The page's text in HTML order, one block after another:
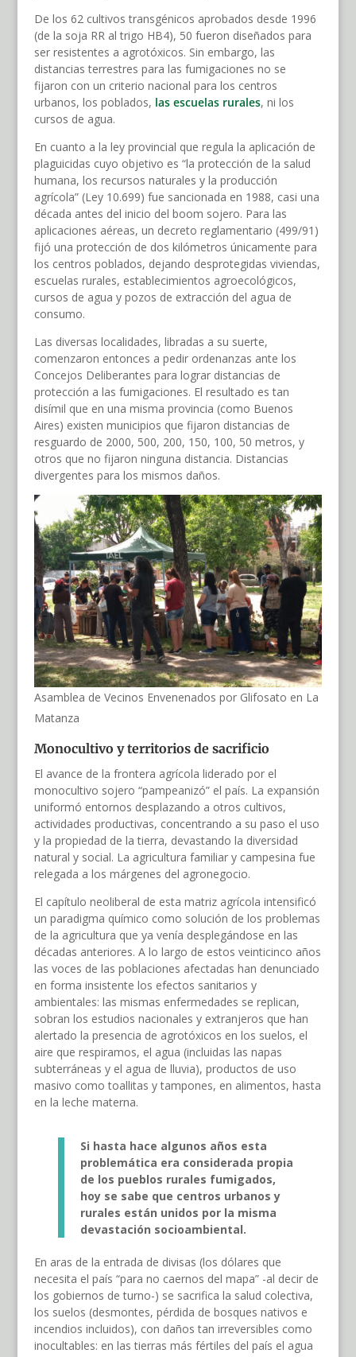
De los 62 cultivos transgénicos aprobados desde 1996
(de la soja RR al trigo HB4), 50 fueron diseñados para
ser resistentes a agrotóxicos. Sin embargo, las
distancias terrestres para las fumigaciones no se
fijaron con un criterio nacional para los centros
urbanos, los poblados, las escuelas rurales, ni los
cursos de agua.
En cuanto a la ley provincial que regula la aplicación de
plaguicidas cuyo objetivo es “la protección de la salud
humana, los recursos naturales y la producción
agrícola” (Ley 10.699) fue sancionada en 1988, casi una
década antes del inicio del boom sojero. Para las
aplicaciones aéreas, un decreto reglamentario (499/91)
fijó una protección de dos kilómetros únicamente para
los centros poblados, dejando desprotegidas viviendas,
escuelas rurales, establecimientos agroecológicos,
cursos de agua y pozos de extracción del agua de
consumo.
Las diversas localidades, libradas a su suerte,
comenzaron entonces a pedir ordenanzas ante los
Concejos Deliberantes para lograr distancias de
protección a las fumigaciones. El resultado es tan
disímil que en una misma provincia (como Buenos
Aires) existen municipios que fijaron distancias de
resguardo de 2000, 500, 200, 150, 100, 50 metros, y
otros que no fijaron ninguna distancia. Distancias
divergentes para los mismos daños.
Asamblea de Vecinos Envenenados por Glifosato en La
Matanza
Monocultivo y territorios de sacrificio
El avance de la frontera agrícola liderado por el
monocultivo sojero “pampeanizó” el país. La expansión
uniformó entornos desplazando a otros cultivos,
actividades productivas, concentrando a su paso el uso
y la propiedad de la tierra, devastando la diversidad
natural y social. La agricultura familiar y campesina fue
relegada a los márgenes del agronegocio.
El capítulo neoliberal de esta matriz agrícola intensificó
un paradigma químico como solución de los problemas
de la agricultura que ya venía desplegándose en las
décadas anteriores. A lo largo de estos veinticinco años
las voces de las poblaciones afectadas han denunciado
en forma insistente los efectos sanitarios y
ambientales: las mismas enfermedades se replican,
sobran los estudios nacionales y extranjeros que han
alertado la presencia de agrotóxicos en los suelos, el
aire que respiramos, el agua (incluidas las napas
subterráneas y el agua de lluvia), productos de uso
masivo como toallitas y tampones, en alimentos, hasta
en la leche materna.
Si hasta hace algunos años esta
problemática era considerada propia
de los pueblos rurales fumigados,
hoy se sabe que centros urbanos y
rurales están unidos por la misma
devastación socioambiental.
En aras de la entrada de divisas (los dólares que
necesita el país “para no caernos del mapa” -al decir de
los gobiernos de turno-) se sacrifica la salud colectiva,
los suelos (desmontes, pérdida de bosques nativos e
incendios incluidos), con daños tan irreversibles como
inocultables: en las tierras más fértiles del país el agua